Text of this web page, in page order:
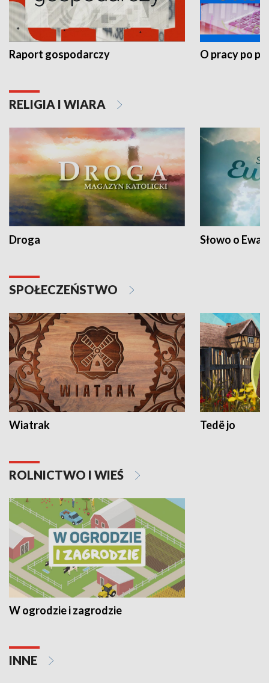
Raport gospodarczy O pracy po
RELIGIA I WIARA
Droga Słowo o
SPOŁECZEŃSTWO
Wiatrak Tedë jo
ROLNICTWO I WIEŚ
W ogrodzie i zagrodzie
INNE